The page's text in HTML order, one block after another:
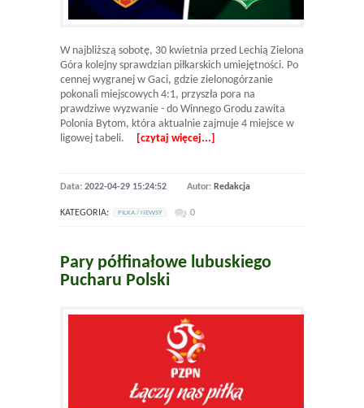
W najbliższą sobotę, 30 kwietnia przed Lechią Zielona
Góra kolejny sprawdzian piłkarskich umiejętności. Po
cennej wygranej w Gaci, gdzie zielonogórzanie
pokonali miejscowych 4:1, przyszła pora na
prawdziwe wyzwanie - do Winnego Grodu zawita
Polonia Bytom, która aktualnie zajmuje 4 miejsce w
ligowej tabeli.
[czytaj więcej...]
Data: 2022-04-29 15:24:52 Autor: Redakcja
KATEGORIA: PILKA / NEWSY 0
Pary półfinałowe lubuskiego
Pucharu Polski